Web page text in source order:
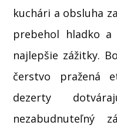
kuchári a obsluha
prebehol hladko
najlepšie zážitky.
čerstvo pražená
dezerty
nezabudnuteľný